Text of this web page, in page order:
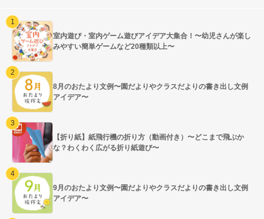
室内遊び・室内ゲーム遊びアイデア大集合！〜幼児さんが楽し
みやすい簡単ゲームなど20種類以上〜
8月のおたより文例〜園だよりやクラスだよりの書き出し文例
アイデア〜
【折り紙】紙飛行機の折り方（動画付き）〜どこまで飛ぶか
な？わくわく広がる折り紙遊び〜
9月のおたより文例〜園だよりやクラスだよりの書き出し文例
アイデア〜